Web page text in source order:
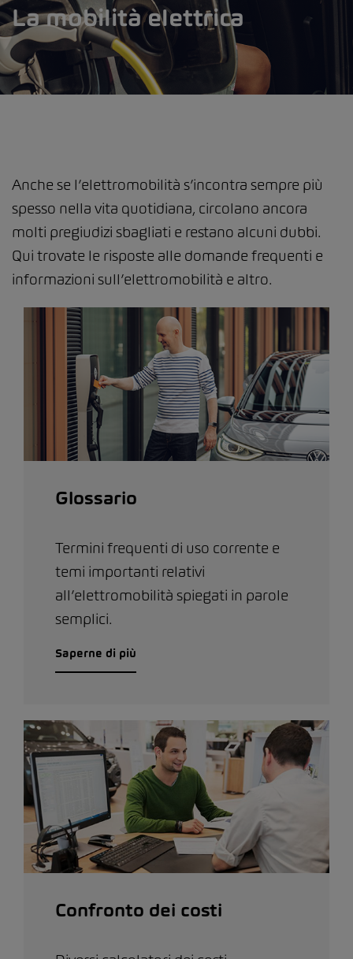
La mobilità elettrica
Anche se l’elettromobilità s’incontra sempre più
spesso nella vita quotidiana, circolano ancora
molti pregiudizi sbagliati e restano alcuni dubbi.
Qui trovate le risposte alle domande frequenti e
informazioni sull’elettromobilità e altro.
Glossario
Termini frequenti di uso corrente e
temi importanti relativi
all’elettromobilità spiegati in parole
semplici.
Saperne di più
Confronto dei costi